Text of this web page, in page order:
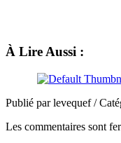
À Lire Aussi :
Publié par levequef /
Les commentaires sont